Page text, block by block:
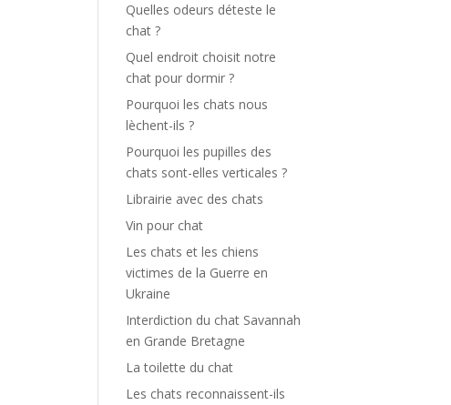
Quelles odeurs déteste le
chat ?
Quel endroit choisit notre
chat pour dormir ?
Pourquoi les chats nous
lèchent-ils ?
Pourquoi les pupilles des
chats sont-elles verticales ?
Librairie avec des chats
Vin pour chat
Les chats et les chiens
victimes de la Guerre en
Ukraine
Interdiction du chat Savannah
en Grande Bretagne
La toilette du chat
Les chats reconnaissent-ils